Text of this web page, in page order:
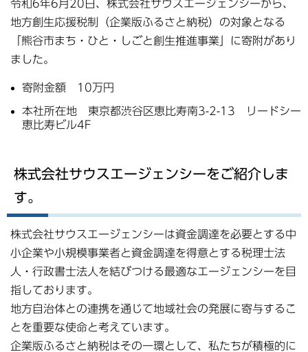
令和6年6月20日、株式会社サウスエージェンシーから、
地方創生応援税制（企業版ふるさと納税）の対象となる
「熊谷市まち・ひと・しごと創生推進事業」に寄附があり
ました。
寄附金額 10万円
本社所在地 東京都渋谷区恵比寿南3-2-13 リードシー
恵比寿ビル4F
株式会社サウスエージェンシーをご紹介しま
す。
株式会社サウスエージェンシーは資金調達を必要とする中
小企業や小規模事業者と資金調達を得意とする税理士法
人・行政書士法人を結びつける最適なエージェンシーを目
指しております。
地方自治体との連携を通じて地域社会の発展に寄与するこ
とを重要な使命と考えています。
企業版ふるさと納税はその一環として、私たちが積極的に